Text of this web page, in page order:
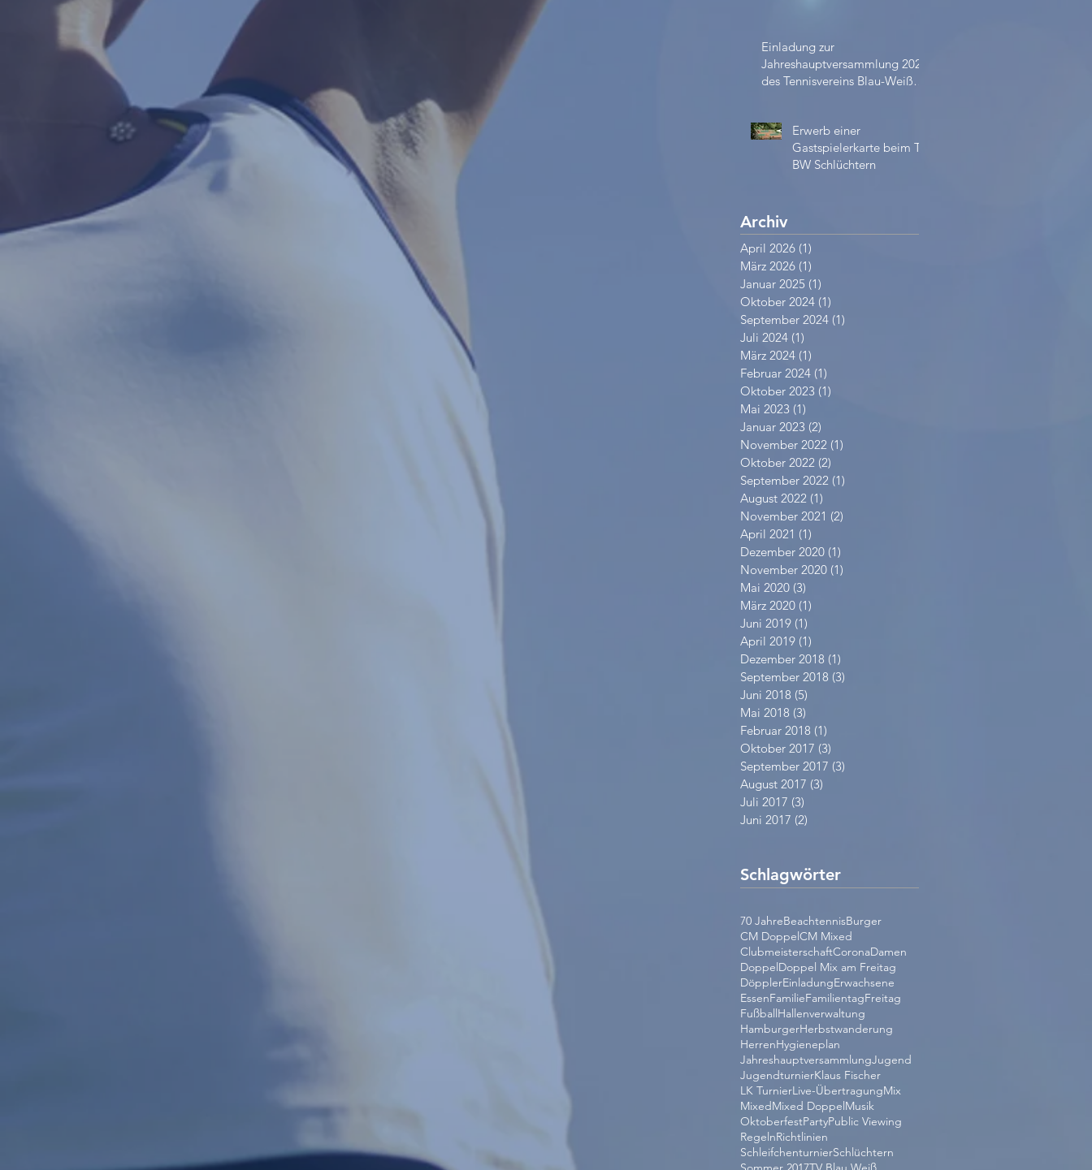
Einladung zur
Jahreshauptversammlung 2023
des Tennisvereins Blau-Weiß
Erwerb einer
Gastspielerkarte beim TV
BW Schlüchtern
Archiv
April 2026 (1)
März 2026 (1)
Januar 2025 (1)
Oktober 2024 (1)
September 2024 (1)
Juli 2024 (1)
März 2024 (1)
Februar 2024 (1)
Oktober 2023 (1)
Mai 2023 (1)
Januar 2023 (2)
November 2022 (1)
Oktober 2022 (2)
September 2022 (1)
August 2022 (1)
November 2021 (2)
April 2021 (1)
Dezember 2020 (1)
November 2020 (1)
Mai 2020 (3)
März 2020 (1)
Juni 2019 (1)
April 2019 (1)
Dezember 2018 (1)
September 2018 (3)
Juni 2018 (5)
Mai 2018 (3)
Februar 2018 (1)
Oktober 2017 (3)
September 2017 (3)
August 2017 (3)
Juli 2017 (3)
Juni 2017 (2)
Schlagwörter
70 JahreBeachtennisBurger
CM DoppelCM Mixed
ClubmeisterschaftCoronaDamen
DoppelDoppel Mix am Freitag
DöpplerEinladungErwachsene
EssenFamilieFamilientagFreitag
FußballHallenverwaltung
HamburgerHerbstwanderung
HerrenHygieneplan
JahreshauptversammlungJugend
JugendturnierKlaus Fischer
LK TurnierLive-ÜbertragungMix
MixedMixed DoppelMusik
OktoberfestPartyPublic Viewing
RegelnRichtlinien
SchleifchenturnierSchlüchtern